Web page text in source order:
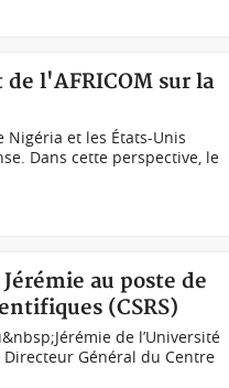
l'AFRICOM sur la
et les États-Unis
Dans cette perspective, le
au poste de
(CSRS)
de l’Université
Général du Centre